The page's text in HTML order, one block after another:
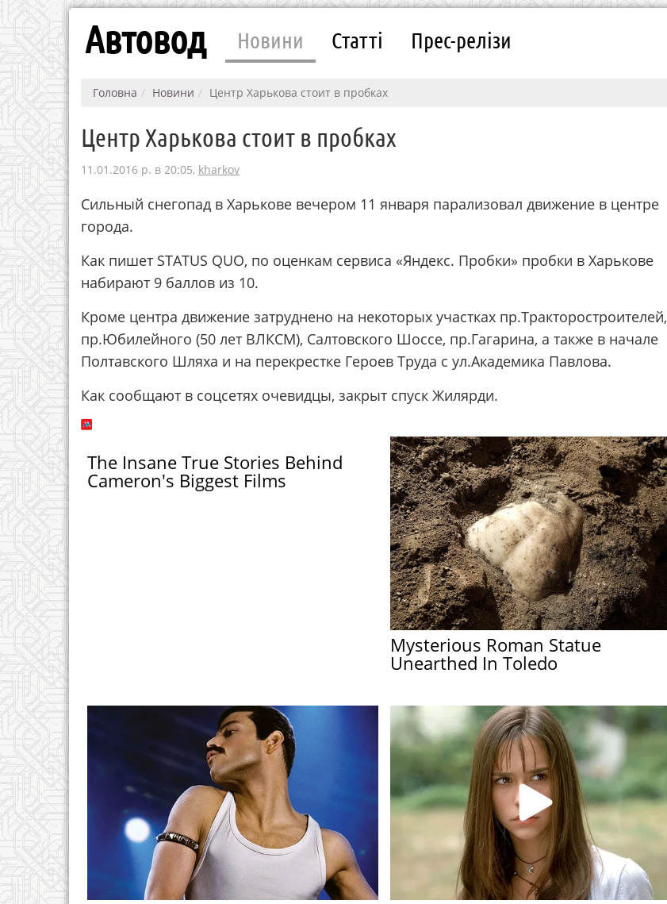
Автовод Новини Статті Прес-релізи
Головна Новини Центр Харькова стоит в пробках
Центр Харькова стоит в пробках
11.01.2016 р. в 20:05, kharkov
Сильный снегопад в Харькове вечером 11 января парализовал движение в центре
города.
Как пишет STATUS QUO, по оценкам сервиса «Яндекс. Пробки» пробки в Харькове
набирают 9 баллов из 10.
Кроме центра движение затруднено на некоторых участках пр.Тракторостроителей,
пр.Юбилейного (50 лет ВЛКСМ), Салтовского Шоссе, пр.Гагарина, а также в начале
Полтавского Шляха и на перекрестке Героев Труда с ул.Академика Павлова.
Как сообщают в соцсетях очевидцы, закрыт спуск Жилярди.
The Insane True Stories Behind
Cameron's Biggest Films
Mysterious Roman Statue
Unearthed In Toledo